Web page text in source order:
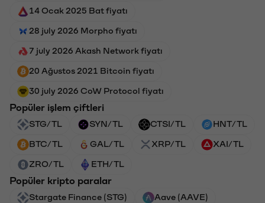
14 Ocak 2025 Bat fiyatı
28 july 2026 Morpho fiyatı
7 july 2026 Akash Network fiyatı
20 Ağustos 2021 Bitcoin fiyatı
30 july 2026 CoW Protocol fiyatı
Popüler işlem çiftleri
STG/TL SYN/TL CTSI/TL HNT/TL
BTC/TL GAL/TL XRP/TL XAI/TL
ZRO/TL ETH/TL
Popüler kripto paralar
Stargate Finance (STG) Aave (AAVE)